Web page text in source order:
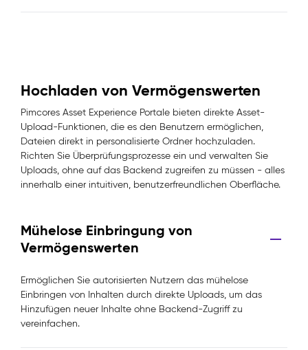
Hochladen von Vermögenswerten
Pimcores Asset Experience Portale bieten direkte Asset-
Upload-Funktionen, die es den Benutzern ermöglichen,
Dateien direkt in personalisierte Ordner hochzuladen.
Richten Sie Überprüfungsprozesse ein und verwalten Sie
Uploads, ohne auf das Backend zugreifen zu müssen - alles
innerhalb einer intuitiven, benutzerfreundlichen Oberfläche.
Mühelose Einbringung von
Vermögenswerten
Ermöglichen Sie autorisierten Nutzern das mühelose
Einbringen von Inhalten durch direkte Uploads, um das
Hinzufügen neuer Inhalte ohne Backend-Zugriff zu
vereinfachen.